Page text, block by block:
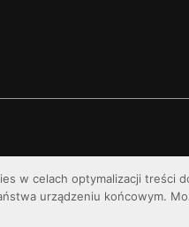
©
w celach optymalizacji
urządzeniu końcowym.